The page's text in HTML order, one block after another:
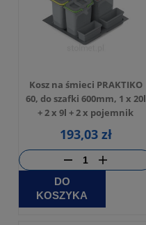
Kosz na śmieci PRAKTIKO
60, do szafki 600mm, 1 x 20l
+ 2 x 9l + 2 x pojemnik
193,03 zł
DO
KOSZYKA